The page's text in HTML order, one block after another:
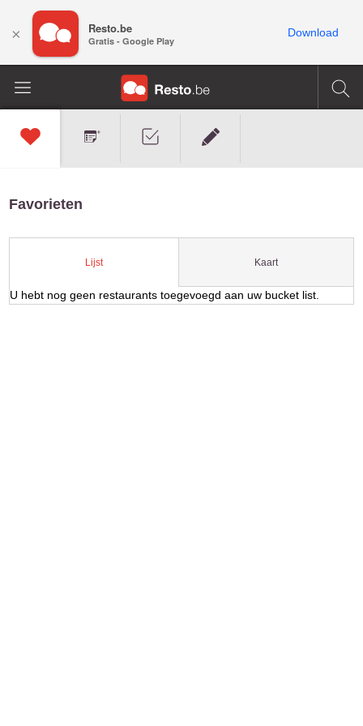
Favorieten
Lijst Kaart
U hebt nog geen restaurants toegevoegd aan uw bucket list.
× Resto.be
Gratis - Google Play
Download